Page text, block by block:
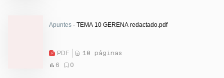
Apuntes - TEMA 10 GERENA redactado.pdf
PDF
18 páginas
6
0